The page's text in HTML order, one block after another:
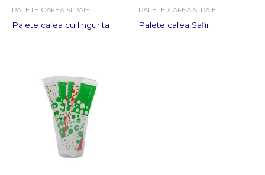
PALETE CAFEA SI PAIE
Palete cafea cu lingurita
PALETE CAFEA SI PAIE
Palete cafea Safir